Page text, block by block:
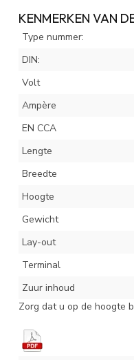
KENMERKEN VAN
Type nummer:
DIN:
Volt
Ampère
EN CCA
Lengte
Breedte
Hoogte
Gewicht
Lay-out
Terminal
Zuur inhoud
Zorg dat u op de hoogte